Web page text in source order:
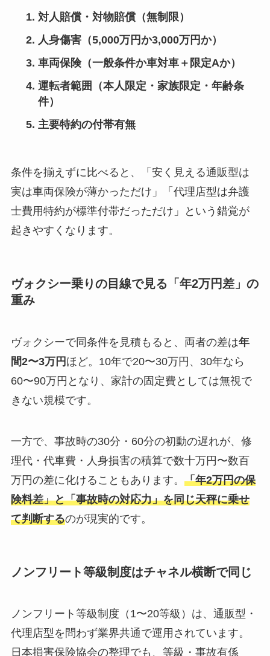
対人賠償・対物賠償（無制限）
人身傷害（5,000万円か3,000万円か）
車両保険（一般条件か車対車＋限定Aか）
運転者範囲（本人限定・家族限定・年齢条
件）
主要特約の付帯有無
条件を揃えずに比べると、「安く見える通販型は
実は車両保険が薄かっただけ」「代理店型は弁護
士費用特約が標準付帯だっただけ」という錯覚が
起きやすくなります。
ヴォクシー乗りの目線で見る「年2万円差」の
重み
ヴォクシーで同条件を見積もると、両者の差は年
間2〜3万円 ほど。10年で20〜30万円、30年なら
60〜90万円となり、家計の固定費としては無視で
きない規模です。
一方で、事故時の30分・60分の初動の遅れが、修
理代・代車費・人身損害の積算で数十万円〜数百
万円の差に化けることもあります。 「年2万円の保
険料差」と「事故時の対応力」を同じ天秤に乗せ
て判断するのが現実的です。
ノンフリート等級制度はチャネル横断で同じ
ノンフリート等級制度（1〜20等級）は、通販型・
代理店型を問わず業界共通で運用されています。
日本損害保険協会の整理でも、等級・事故有係